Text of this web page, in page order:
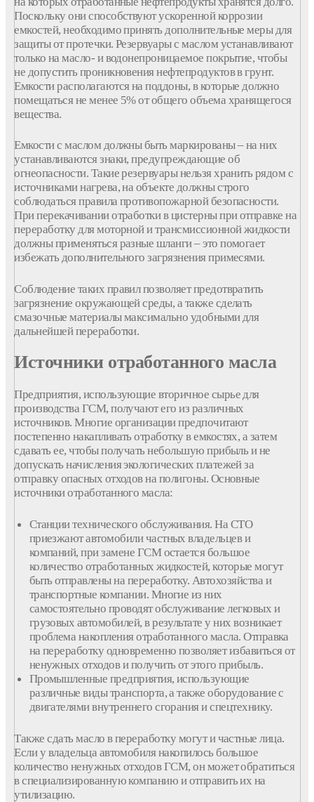
Поскольку они способствуют ускоренной коррозии
емкостей, необходимо принять дополнительные меры для
защиты от протечки. Резервуары с маслом устанавливают
только на масло- и водонепроницаемое покрытие, чтобы
не допустить проникновения нефтепродуктов в грунт.
Емкости располагаются на поддоны, в которые должно
помещаться не менее 5% от общего объема хранящегося
вещества.
Емкости с маслом должны быть маркированы – на них
устанавливаются знаки, предупреждающие об
огнеопасности. Такие резервуары нельзя хранить рядом с
источниками нагрева, на объекте должны строго
соблюдаться правила противопожарной безопасности.
При перекачивании отработки в цистерны при отправке на
переработку для моторной и трансмиссионной жидкости
должны применяться разные шланги – это помогает
избежать дополнительного загрязнения примесями.
Соблюдение таких правил позволяет предотвратить
загрязнение окружающей среды, а также сделать
смазочные материалы максимально удобными для
дальнейшей переработки.
Источники отработанного масла
Предприятия, использующие вторичное сырье для
производства ГСМ, получают его из различных
источников. Многие организации предпочитают
постепенно накапливать отработку в емкостях, а затем
сдавать ее, чтобы получать небольшую прибыль и не
допускать начисления экологических платежей за
отправку опасных отходов на полигоны. Основные
источники отработанного масла:
Станции технического обслуживания. На СТО
приезжают автомобили частных владельцев и
компаний, при замене ГСМ остается большое
количество отработанных жидкостей, которые могут
быть отправлены на переработку. Автохозяйства и
транспортные компании. Многие из них
самостоятельно проводят обслуживание легковых и
грузовых автомобилей, в результате у них возникает
проблема накопления отработанного масла. Отправка
на переработку одновременно позволяет избавиться от
ненужных отходов и получить от этого прибыль.
Промышленные предприятия, использующие
различные виды транспорта, а также оборудование с
двигателями внутреннего сгорания и спецтехнику.
Также сдать масло в переработку могут и частные лица.
Если у владельца автомобиля накопилось большое
количество ненужных отходов ГСМ, он может обратиться
в специализированную компанию и отправить их на
утилизацию.